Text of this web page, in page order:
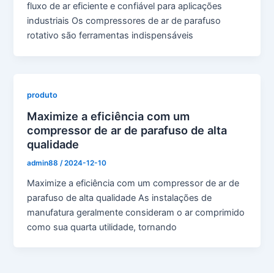
fluxo de ar eficiente e confiável para aplicações
industriais Os compressores de ar de parafuso
rotativo são ferramentas indispensáveis
produto
Maximize a eficiência com um
compressor de ar de parafuso de alta
qualidade
admin88 /2024-12-10
Maximize a eficiência com um compressor de ar de
parafuso de alta qualidade As instalações de
manufatura geralmente consideram o ar comprimido
como sua quarta utilidade, tornando